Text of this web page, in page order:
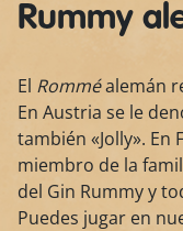
Rummy
El Romméalemán
En Austria se le
también «Jolly». En
miembro de la
del Gin Rummy y
Puedes jugar en